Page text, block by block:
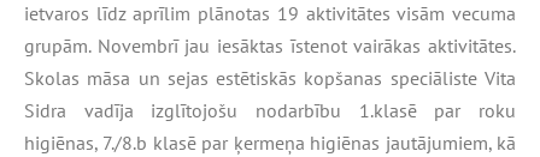
ietvaros līdz aprīlim plānotas 19 aktivitātes visām vecuma
grupām. Novembrī jau iesāktas īstenot vairākas aktivitātes.
Skolas māsa un sejas estētiskās kopšanas speciāliste Vita
Sidra vadīja izglītojošu nodarbību 1.klasē par roku
higiēnas, 7./8.b klasē par ķermeņa higiēnas jautājumiem, kā